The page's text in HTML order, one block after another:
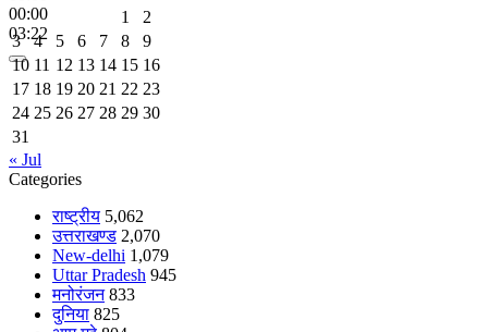
00:00
03:22
1
2
3
4 5 6 7 8
9
10 11 12 13 14 15 16
17 18 19 20 21 22 23
24 25 26 27 28 29 30
31
« Jul
Categories
राष्ट्रीय 5,062
उत्तराखण्ड 2,070
New-delhi 1,079
Uttar Pradesh 945
मनोरंजन 833
दुनिया 825